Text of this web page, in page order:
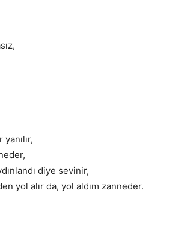
diye sevinir,
yol alır da, yol aldım zanneder.